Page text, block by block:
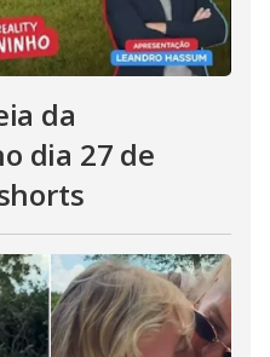
da
dia 27 de